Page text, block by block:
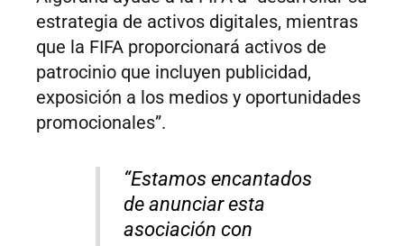
estrategia de activos digitales, mientras
que la FIFA proporcionará activos de
patrocinio que incluyen publicidad,
exposición a los medios y oportunidades
promocionales”.
“Estamos encantados
de anunciar esta
asociación con